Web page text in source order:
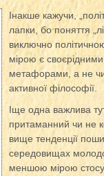
Інакше кажучи,
лапки, бо поняття
виключно
мірою є
метафорами, а не
активної філософії.
Іще одна важлива
притаманний чи не
вище тенденції
середовищах молодої
меншою мірою